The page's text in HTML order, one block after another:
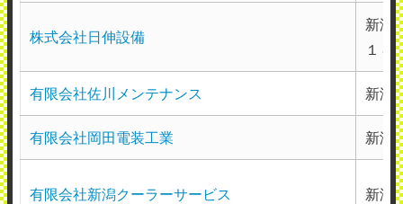
株式会社日伸設備
新潟
１８
有限会社佐川メンテナンス 新潟
有限会社岡田電装工業 新潟
有限会社新潟クーラーサービス 新潟